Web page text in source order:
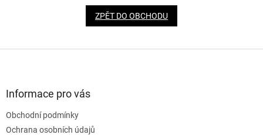
ZPĚT DO OBCHODU
Informace pro vás
Obchodní podmínky
Ochrana osobních údajů